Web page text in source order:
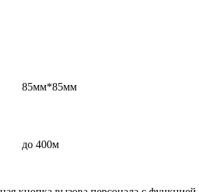
85мм*85мм
до 400м